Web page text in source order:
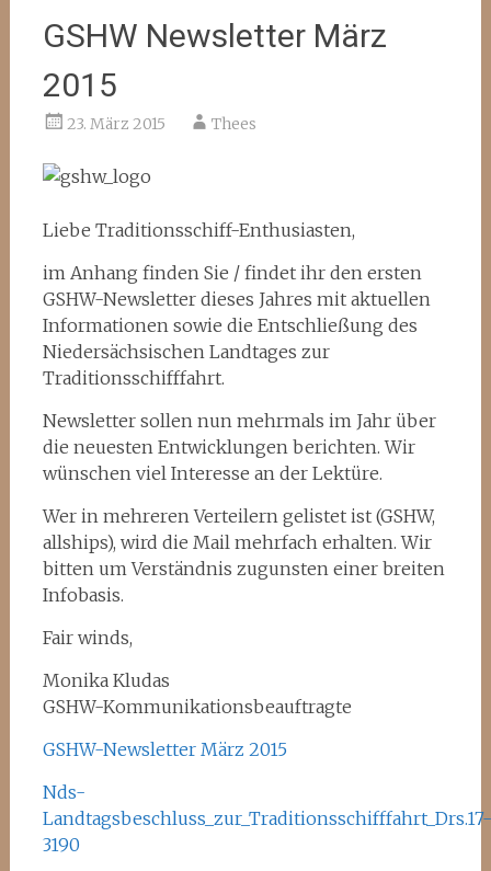
GSHW Newsletter März
2015
23. März 2015 Thees
Liebe Traditionsschiff-Enthusiasten,
im Anhang finden Sie / findet ihr den ersten
GSHW-Newsletter dieses Jahres mit aktuellen
Informationen sowie die Entschließung des
Niedersächsischen Landtages zur
Traditionsschifffahrt.
Newsletter sollen nun mehrmals im Jahr über
die neuesten Entwicklungen berichten. Wir
wünschen viel Interesse an der Lektüre.
Wer in mehreren Verteilern gelistet ist (GSHW,
allships), wird die Mail mehrfach erhalten. Wir
bitten um Verständnis zugunsten einer breiten
Infobasis.
Fair winds,
Monika Kludas
GSHW-Kommunikationsbeauftragte
GSHW-Newsletter März 2015
Nds-
Landtagsbeschluss_zur_Traditionsschifffahrt_Drs.17-
3190